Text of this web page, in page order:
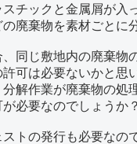
チックと金属屑が入
廃棄物を素材ごとに
同じ敷地内の廃棄物
可は必要ないかと思
解作業が廃棄物の処
必要なのでしょうか？
トの発行も必要なの